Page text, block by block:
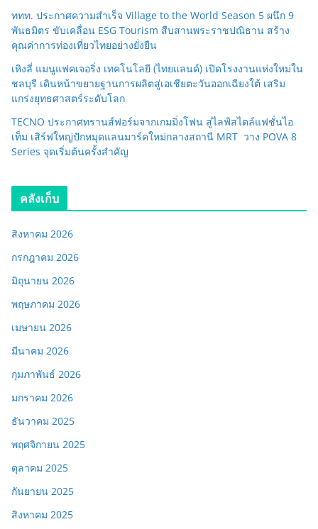
ททท. ประกาศความสำเร็จ Village to the World Season 5 ผนึก 9
พันธมิตร ขับเคลื่อน ESG Tourism สืบสานพระราชปณิธาน สร้าง
คุณค่าการท่องเที่ยวไทยอย่างยั่งยืน
เหิงลี่ แมนูแฟคเจอริ่ง เทคโนโลยี (ไทยแลนด์) เปิดโรงงานแห่งใหม่ใน
ชลบุรี เดินหน้าขยายฐานการผลิตสู่เอเชียตะวันออกเฉียงใต้ เสริม
แกร่งยุทธศาสตร์ระดับโลก
TECNO ประกาศทรานส์ฟอร์มจากเกมมิ่งโฟน สู่ไลฟ์สไตล์แฟชั่นไอ
เท็ม เสิร์ฟใหญ่ปักหมุดแลนมาร์คใหม่กลางสถานี MRT วาง POVA 8
Series จุดเริ่มต้นครั้งสำคัญ
คลังเก็บ
สิงหาคม 2026
กรกฎาคม 2026
มิถุนายน 2026
พฤษภาคม 2026
เมษายน 2026
มีนาคม 2026
กุมภาพันธ์ 2026
มกราคม 2026
ธันวาคม 2025
พฤศจิกายน 2025
ตุลาคม 2025
กันยายน 2025
สิงหาคม 2025